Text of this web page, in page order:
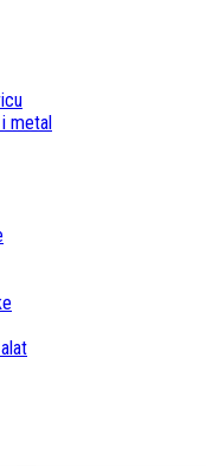
metal